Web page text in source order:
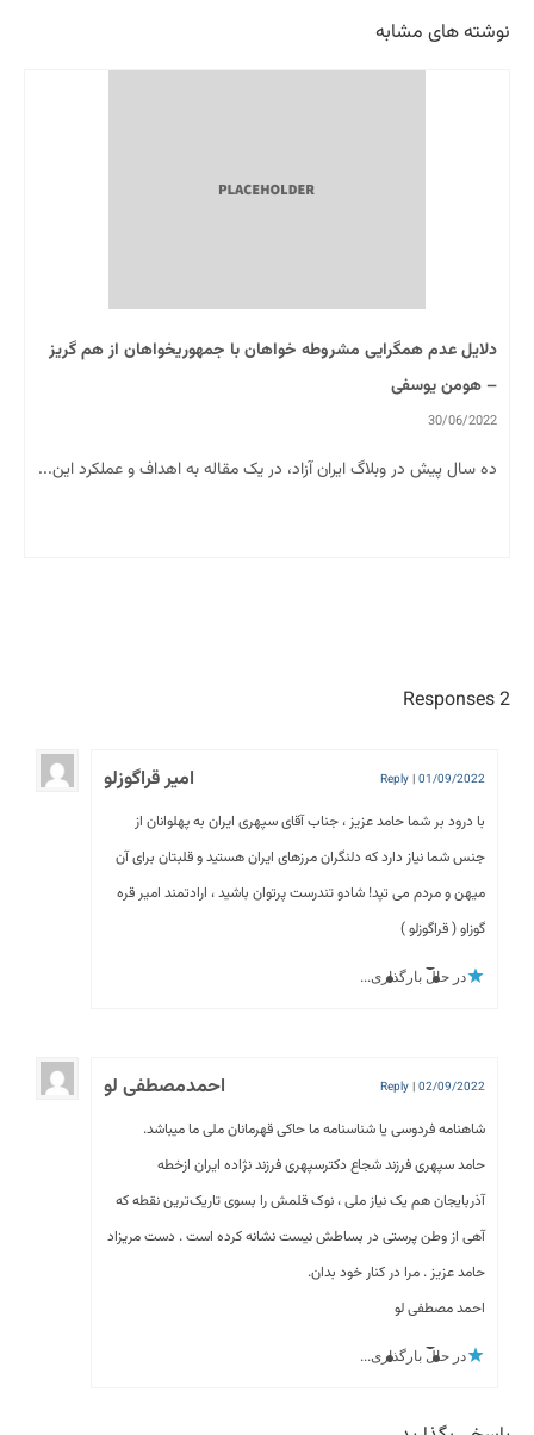
نوشته های مشابه
دلایل عدم همگرایی مشروطه خواهان با جمهوریخواهان از هم گریز
– هومن یوسفی
30/06/2022
ده سال پیش در وبلاگ ایران آزاد، در یک مقاله به اهداف و عملکرد این...
2 Responses
امیر قراگوزلو‌ 01/09/2022
|
Reply
با درود بر شما حامد عزیز ، جناب آقای سپهری ایران به پهلوانان از
جنس شما نیاز دارد که دلنگران مرزهای ایران هستید و قلبتان برای آن
میهن و مردم می تپد! شادو تندرست پرتوان باشید ، ارادتمند امیر قره
گوزاو ( قراگوزلو )
در حال بارگذاری...
احمدمصطفی لو 02/09/2022
|
Reply
شاهنامه فردوسی یا شناسنامه ما حاکی قهرمانان ملی ما میباشد.
حامد سپهری فرزند شجاع دکترسپهری فرزند نژاده ایران ازخطه
آذربایجان هم یک نیاز ملی ، نوک قلمش را بسوی تاریک‌ترین نقطه که
آهی از وطن پرستی در بساطش نیست نشانه کرده است . دست مریزاد
حامد عزیز . مرا در کنار خود بدان.
احمد مصطفی لو
در حال بارگذاری...